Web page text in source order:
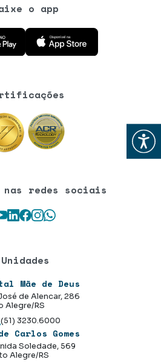
Abrir
o app
na Google Play Store
Baixe o aplicativo na App Store
nas redes sociais
LinkedIn
Facebook
Instagram
WhatsApp
Unidades
Mãe de Deus
de Alencar, 286
Alegre/RS
(51) 3230.6000
Carlos Gomes
Soledade, 569
Alegre/RS